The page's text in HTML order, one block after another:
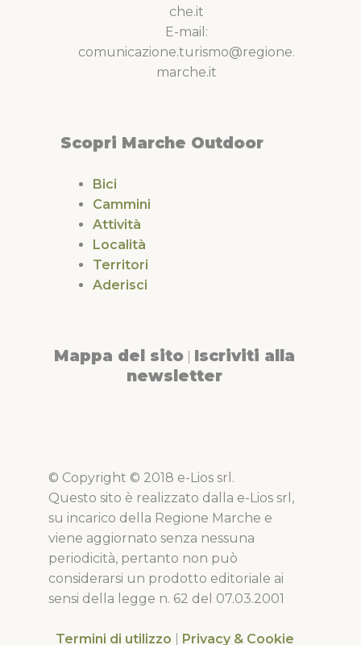
che.it
E-mail:
comunicazione.turismo@regione.
marche.it
Scopri Marche Outdoor
Bici
Cammini
Attività
Località
Territori
Aderisci
Mappa del sito Iscriviti alla
newsletter
© Copyright © 2018 e-Lios srl.
Questo sito è realizzato dalla e-Lios srl,
su incarico della Regione Marche e
viene aggiornato senza nessuna
periodicità, pertanto non può
considerarsi un prodotto editoriale ai
sensi della legge n. 62 del 07.03.2001
Termini di utilizzo Privacy & Cookie